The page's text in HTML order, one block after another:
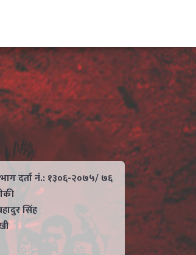
दर्ता नं.: १३०६-२०७५/ ७६
सिंह